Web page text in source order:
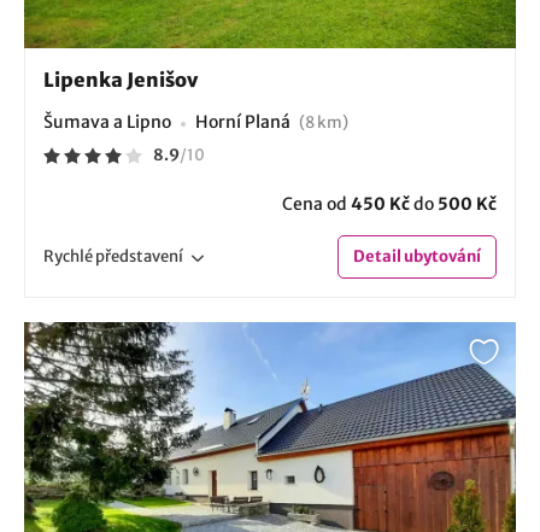
Lipenka Jenišov
Šumava a Lipno Horní Planá (8 km)
8.9/10
Cena od 450 Kčdo 500 Kč
Rychlépředstavení Detailubytování